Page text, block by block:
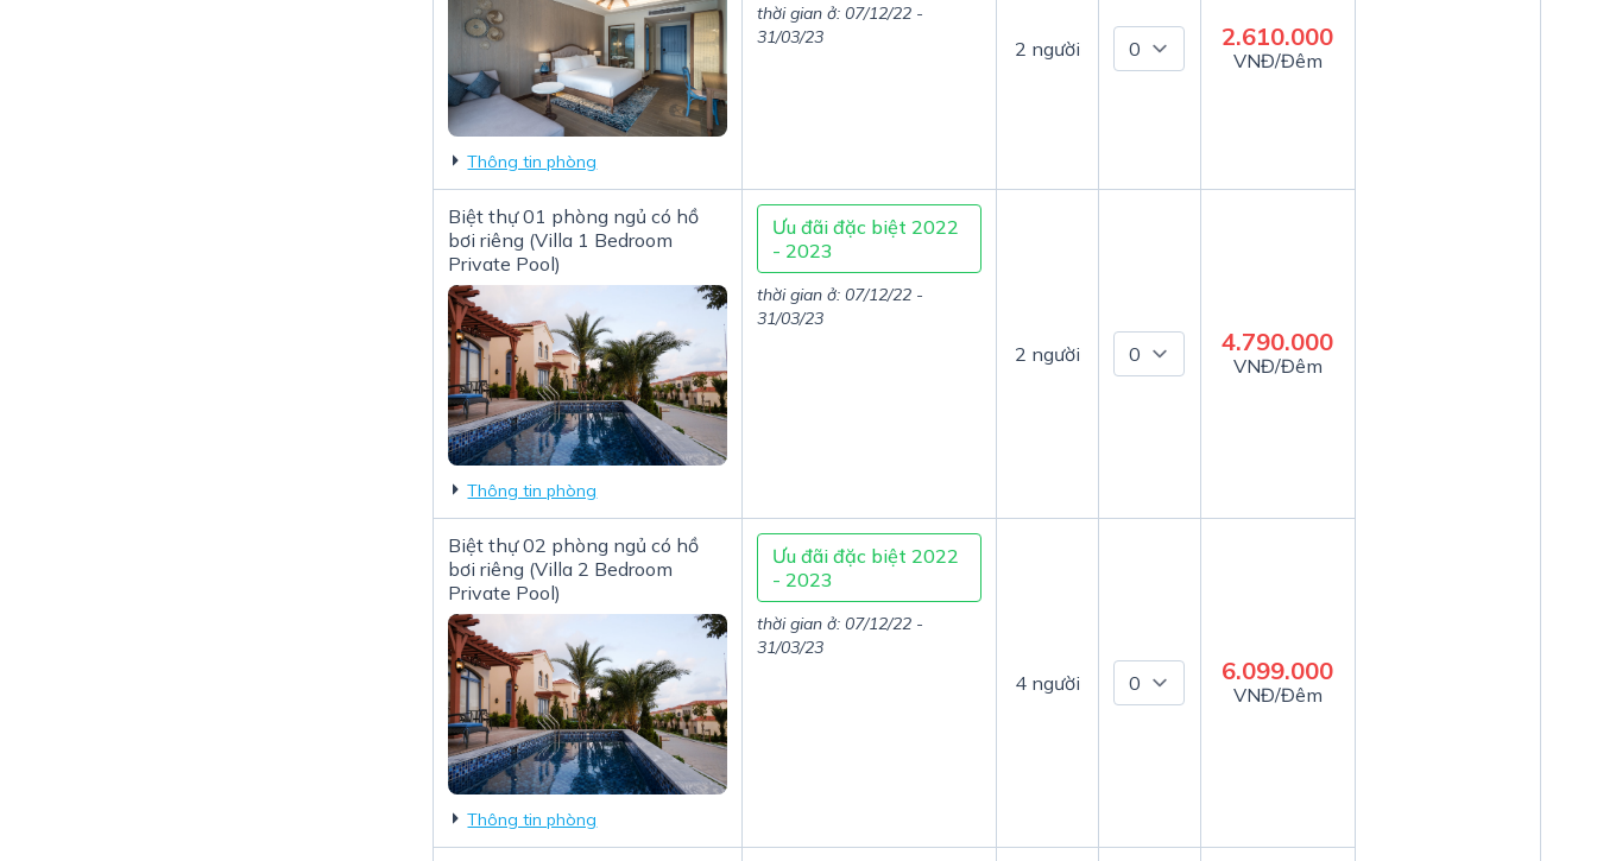
Thông tin phòng
thời gian ở: 07/12/22 -
31/03/23
2 người 2.610.000
VNĐ/Đêm
Biệt thự 01 phòng ngủ có hồ
bơi riêng (Villa 1 Bedroom
Private Pool)
Thông tin phòng
Ưu đãi đặc biệt 2022
- 2023
thời gian ở: 07/12/22 -
31/03/23
2 người 4.790.000
VNĐ/Đêm
Biệt thự 02 phòng ngủ có hồ
bơi riêng (Villa 2 Bedroom
Private Pool)
Thông tin phòng
Ưu đãi đặc biệt 2022
- 2023
thời gian ở: 07/12/22 -
31/03/23
4 người 6.099.000
VNĐ/Đêm